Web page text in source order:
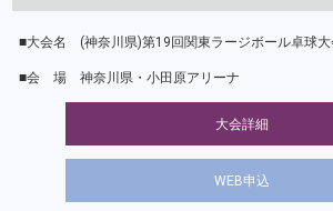
(神奈川県)第19回関東ラージボール卓球
神奈川県・小田原アリーナ
大会詳細
WEB申込